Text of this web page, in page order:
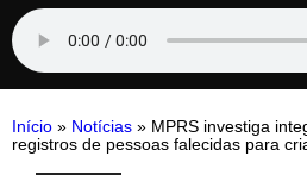
Início » Notícias » MPRS investiga
registros de pessoas falecidas para